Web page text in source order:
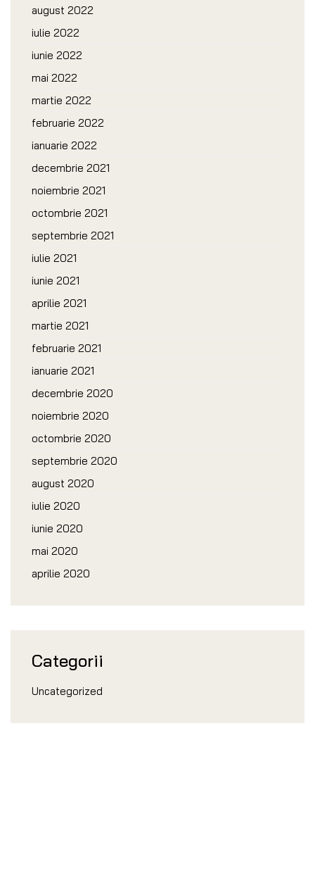
august 2022
iulie 2022
iunie 2022
mai 2022
martie 2022
februarie 2022
ianuarie 2022
decembrie 2021
noiembrie 2021
octombrie 2021
septembrie 2021
iulie 2021
iunie 2021
aprilie 2021
martie 2021
februarie 2021
ianuarie 2021
decembrie 2020
noiembrie 2020
octombrie 2020
septembrie 2020
august 2020
iulie 2020
iunie 2020
mai 2020
aprilie 2020
Categorii
Uncategorized